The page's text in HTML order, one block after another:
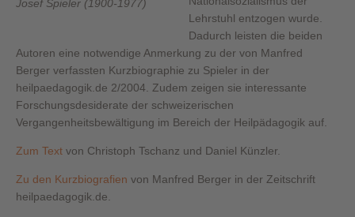
Josef Spieler (1900-1977)
Lehrstuhl entzogen wurde.
Dadurch leisten die beiden
Autoren eine notwendige Anmerkung zu der von Manfred
Berger verfassten Kurzbiographie zu Spieler in der
heilpaedagogik.de 2/2004. Zudem zeigen sie interessante
Forschungsdesiderate der schweizerischen
Vergangenheitsbewältigung im Bereich der Heilpädagogik auf.
Zum Text von Christoph Tschanz und Daniel Künzler.
Zu den Kurzbiografien von Manfred Berger in der Zeitschrift
heilpaedagogik.de.